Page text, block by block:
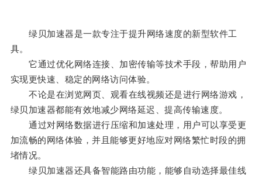
绿贝加速器是一款专注于提升网络速度的新型软件工
具。
它通过优化网络连接、加密传输等技术手段，帮助用户
实现更快速、稳定的网络访问体验。
不论是在浏览网页、观看在线视频还是进行网络游戏，
绿贝加速器都能有效地减少网络延迟、提高传输速度。
通过对网络数据进行压缩和加速处理，用户可以享受更
加流畅的网络体验，并且能够更好地应对网络繁忙时段的拥
堵情况。
绿贝加速器还具备智能路由功能，能够自动选择最佳线